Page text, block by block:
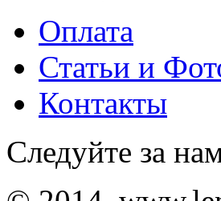
Оплата
Статьи и
Контакты
Следуйте за